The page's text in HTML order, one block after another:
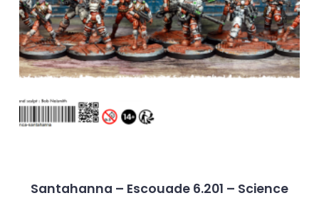
Santahanna – Escouade 6.201 – Science